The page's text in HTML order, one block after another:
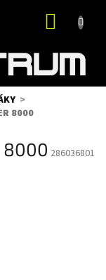
8000
8000 286036801